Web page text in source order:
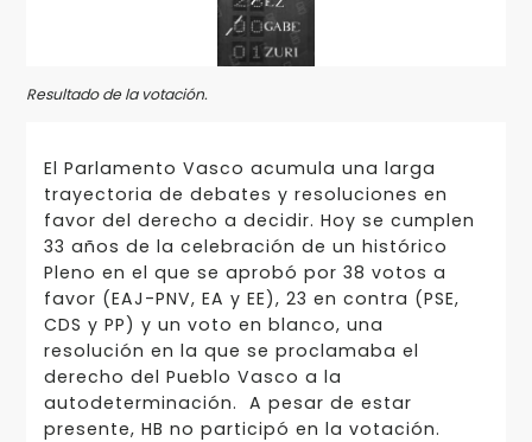
Resultado de la votación.
El Parlamento Vasco acumula una larga
trayectoria de debates y resoluciones en
favor del derecho a decidir. Hoy se cumplen
33 años de la celebración de un histórico
Pleno en el que se aprobó por 38 votos a
favor (EAJ-PNV, EA y EE), 23 en contra (PSE,
CDS y PP) y un voto en blanco, una
resolución en la que se proclamaba el
derecho del Pueblo Vasco a la
autodeterminación. A pesar de estar
presente, HB no participó en la votación.